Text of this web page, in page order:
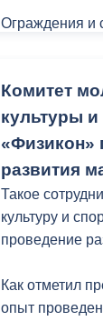
Ограждения и
игнорировать
отнестись к
Комитет
культуры
«Физикон»
развития
Такое
культуру и
проведение
Как отметил
опыт